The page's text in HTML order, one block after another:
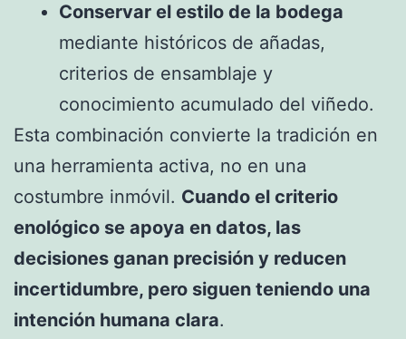
Conservar el estilo de la bodega
mediante históricos de añadas,
criterios de ensamblaje y
conocimiento acumulado del viñedo.
Esta combinación convierte la tradición en
una herramienta activa, no en una
costumbre inmóvil. Cuando el criterio
enológico se apoya en datos, las
decisiones ganan precisión y reducen
incertidumbre, pero siguen teniendo una
intención humana clara.